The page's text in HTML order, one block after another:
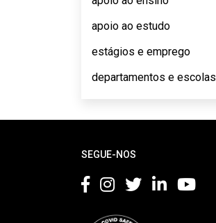
apoio ao estudo
estágios e emprego
departamentos e escolas
SEGUE-NOS